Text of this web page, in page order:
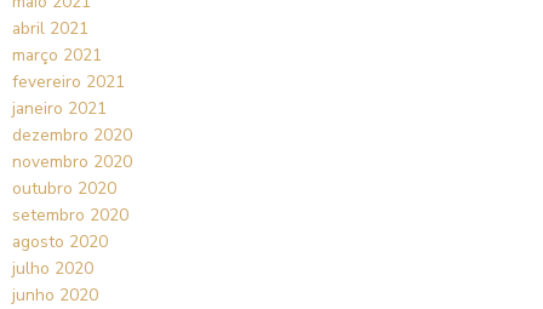
abril 2021
março 2021
fevereiro 2021
janeiro 2021
dezembro 2020
novembro 2020
outubro 2020
setembro 2020
agosto 2020
julho 2020
junho 2020